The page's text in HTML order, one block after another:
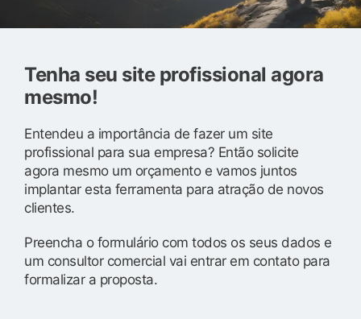
Tenha seu site profissional agora
mesmo!
Entendeu a importância de fazer um site
profissional para sua empresa? Então solicite
agora mesmo um orçamento e vamos juntos
implantar esta ferramenta para atração de novos
clientes.
Preencha o formulário com todos os seus dados e
um consultor comercial vai entrar em contato para
formalizar a proposta.